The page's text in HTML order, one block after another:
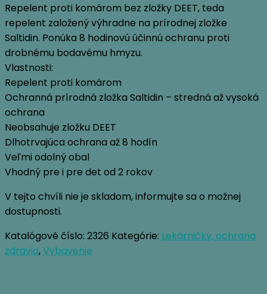
bola:
13,95 €.
je:
12,83 €.
Repelent proti komárom bez zložky DEET, teda
repelent založený výhradne na prírodnej zložke
Saltidin. Ponúka 8 hodinovú účinnú ochranu proti
drobnému bodavému hmyzu.
Vlastnosti:
Repelent proti komárom
Ochranná prírodná zložka Saltidin – stredná až vysoká
ochrana
Neobsahuje zložku DEET
Dlhotrvajúca ochrana až 8 hodín
Veľmi odolný obal
Vhodný pre i pre det od 2 rokov
V tejto chvíli nie je skladom, informujte sa o možnej
dostupnosti.
Katalógové číslo: 2326 Kategórie: Lekárničky, ochrana
zdravia,Vybavenie